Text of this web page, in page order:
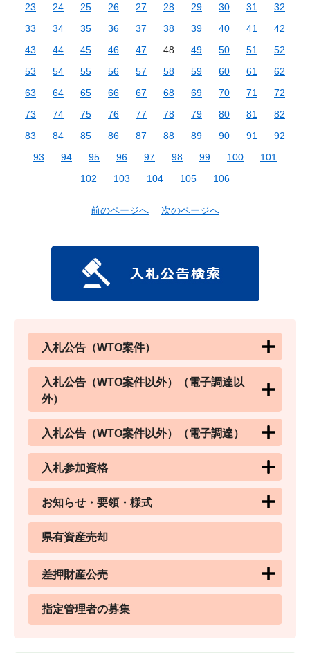
23
24 25 26 27 28 29 30 31
32
33
34 35 36 37 38 39 40 41
42
43
44 45 46 47 48 49 50 51
52
53
54 55 56 57 58 59 60 61
62
63
64 65 66 67 68 69 70 71
72
73
74 75 76 77 78 79 80 81
82
83
84 85 86 87 88 89 90 91
92
93
94 95 96 97 98 99 100
101
102
103 104 105 106
前のページへ 次のページへ
入札公告（WTO案件）
入札公告（WTO案件以外）（電子調達以
外）
入札公告（WTO案件以外）（電子調達）
入札参加資格
お知らせ・要領・様式
県有資産売却
差押財産公売
指定管理者の募集